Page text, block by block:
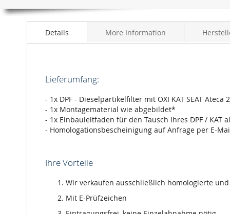
Anfang
Bildergalerie
Details More Information
Lieferumfang:
- 1x DPF - Dieselpartikelfilter mit OXI KAT SEAT
- 1x Montagematerial wie abgebildet*
- 1x Einbauleitfaden für den Tausch Ihres DPF / KAT
- Homologationsbescheinigung auf Anfrage per E-
Ihre Vorteile
Wir verkaufen ausschließlich homologierte
Mit E-Prüfzeichen